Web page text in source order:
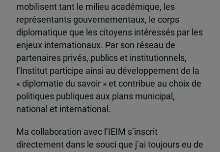
mobilisent tant le milieu académique, les
représentants gouvernementaux, le corps
diplomatique que les citoyens intéressés par les
enjeux internationaux. Par son réseau de
partenaires privés, publics et institutionnels,
l’Institut participe ainsi au développement de la
« diplomatie du savoir » et contribue au choix de
politiques publiques aux plans municipal,
national et international.
Ma collaboration avec l’IEIM s’inscrit
directement dans le souci que j’ai toujours eu de